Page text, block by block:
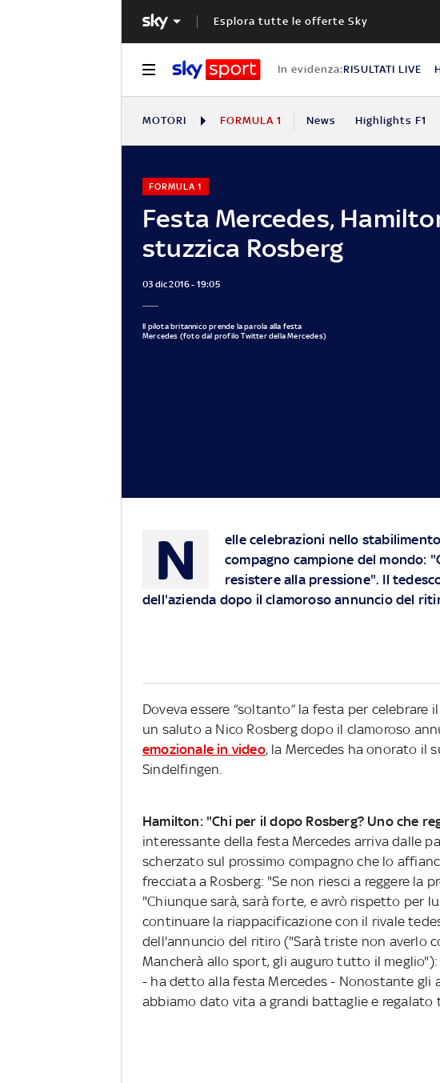
Esplora tutte le offerte Sky
In evidenza:RISULTATI LIVE
MOTORI FORMULA 1 News Highlights F1
Festa Mercedes,
stuzzica Rosberg
FORMULA 1
03 dic 2016 - 19:05
Il pilota britannico prende la parola alla festa
Mercedes (foto dal profilo Twitter della Mercedes)
N
elle celebrazioni nello
compagno campione del mondo:
resistere alla pressione". Il
dell'azienda dopo il clamoroso annuncio del
Doveva essere “soltanto” la festa per
un saluto a Nico Rosberg dopo il clamoroso
emozionale in video, la Mercedes ha onorato il
Sindelfingen.
Hamilton: "Chi per il dopo Rosberg? Uno che
interessante della festa Mercedes arriva dalle
scherzato sul prossimo compagno che lo
frecciata a Rosberg: "Se non riesci a reggere la
"Chiunque sarà, sarà forte, e avrò rispetto per
continuare la riappacificazione con il rivale
dell'annuncio del ritiro ("Sarà triste non averlo
Mancherà allo sport, gli auguro tutto il
- ha detto alla festa Mercedes - Nonostante gli
abbiamo dato vita a grandi battaglie e regalato